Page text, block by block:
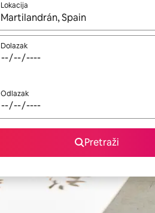
Lokacija
Kada budu dostupni rezultati, moći
Dolazak
Odlazak
Pretraži